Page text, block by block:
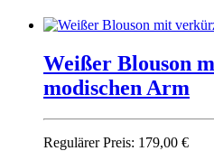
Weißer Blou­son
modischen Arm
Regulärer Preis: 179,00 €